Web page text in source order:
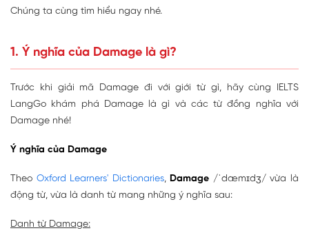
Chúng ta cùng tìm hiểu ngay nhé.
1. Ý nghĩa của Damage là gì?
Trước khi giải mã Damage đi với giới từ gì, hãy cùng IELTS
LangGo khám phá Damage là gì và các từ đồng nghĩa với
Damage nhé!
Ý nghĩa của Damage
Theo Oxford Learners' Dictionaries, Damage /ˈdæmɪdʒ/ vừa là
động từ, vừa là danh từ mang những ý nghĩa sau:
Danh từ Damage: